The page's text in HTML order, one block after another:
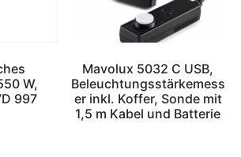
W,
997
Mavolux 5032 C USB,
Beleuchtungsstärkemess
er inkl. Koffer, Sonde mit
1,5 m Kabel und Batterie